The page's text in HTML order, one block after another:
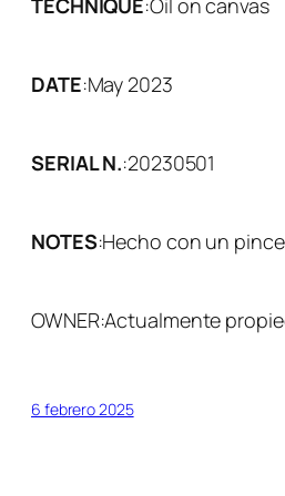
TECHNIQUE:Oil on canvas
DATE:May 2023
SERIAL N.:20230501
NOTES:Hecho con un
OWNER:Actualmente
6 febrero 2025